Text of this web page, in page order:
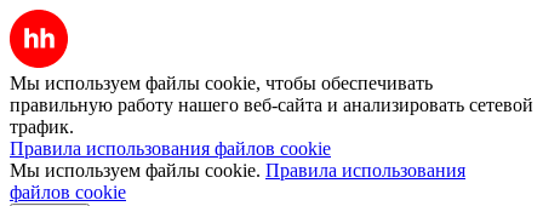
Мы используем файлы cookie, чтобы обеспечивать
правильную работу нашего веб-сайта и анализировать сетевой
трафик.
Правила использования файлов cookie
Мы используем файлы cookie. Правила использования
файлов cookie